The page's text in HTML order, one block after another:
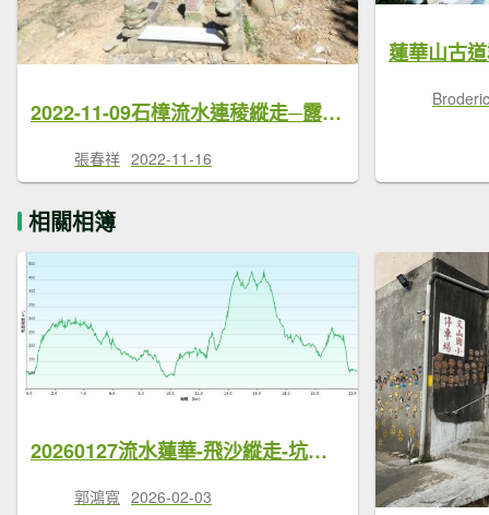
2022-11-09石樟流水連稜縱走─露德聖母院→石光古道→樟樹窩山→流民窩山→水坑廣山→龍鳳連稜→石頭坑山→三段崎古道→吧哩國山→犁頭山
張春祥 2022-11-16
相關相簿
20260127流水蓮華-飛沙縱走-坑尾山南稜
郭鴻寬 2026-02-03